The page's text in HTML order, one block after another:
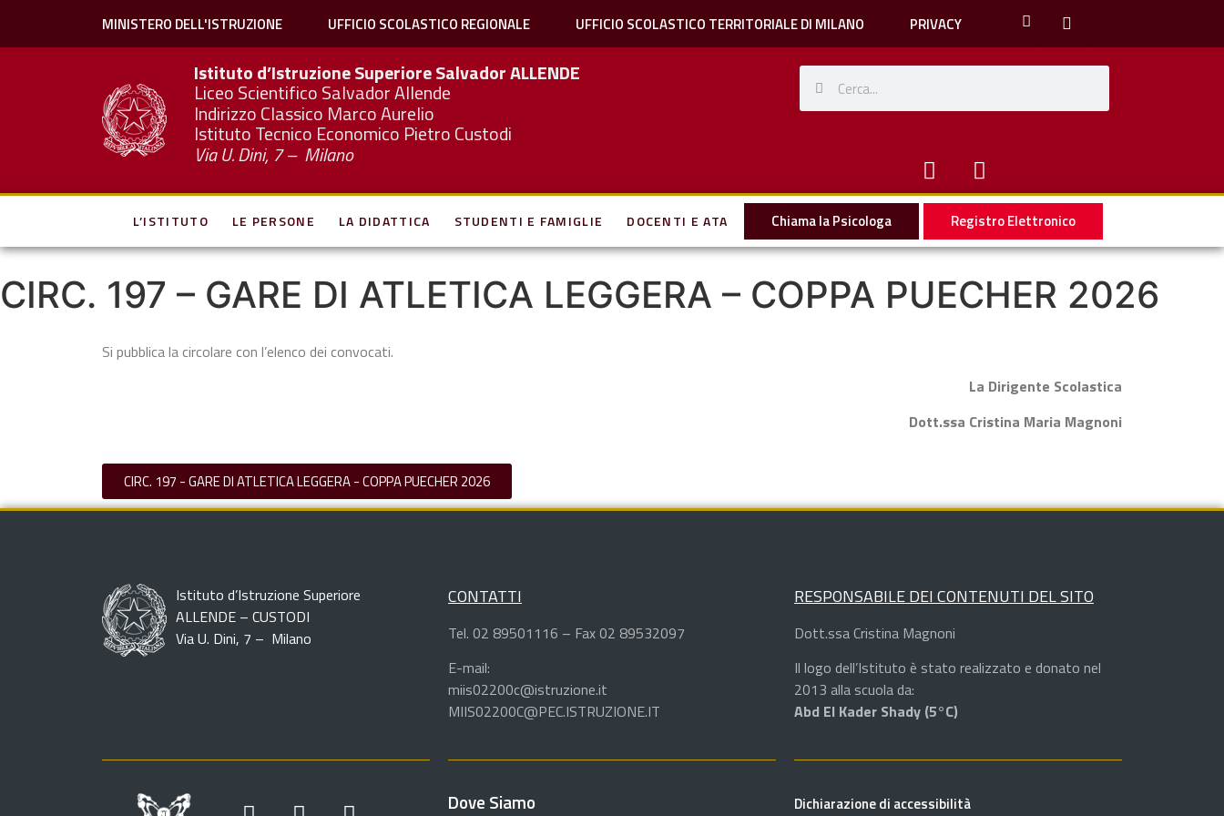
MINISTERO DELL'ISTRUZIONE UFFICIO SCOLASTICO REGIONALE UFFICIO SCOLASTICO TERRITORIALE DI MILANO PRIVACY
Istituto d’Istruzione Superiore SalvadorALLENDE
Liceo Scientifico Salvador Allende
Indirizzo Classico Marco Aurelio
Istituto Tecnico Economico Pietro Custodi
Via U. Dini, 7 – Milano
L’ISTITUTO LE PERSONE LA DIDATTICA STUDENTI E FAMIGLIE DOCENTI E ATA Chiama la Psicologa Registro Elettronico
CIRC. 197 – GARE DI ATLETICA LEGGERA – COPPA PUECHER 2026
Si pubblica la circolare con l’elenco dei convocati.
La Dirigente Scolastica
Dott.ssa Cristina Maria Magnoni
CIRC. 197 - GARE DI ATLETICA LEGGERA - COPPA PUECHER 2026
Istituto d’Istruzione Superiore
ALLENDE – CUSTODI
Via U. Dini, 7 – Milano
CONTATTI
Tel. 02 89501116 – Fax 02 89532097
E-mail:
miis02200c@istruzione.it
MIIS02200C@PEC.ISTRUZIONE.IT
Dove Siamo
RESPONSABILE DEI CONTENUTI DEL SITO
Dott.ssa Cristina Magnoni
Il logo dell’Istituto è stato realizzato e donato nel
2013 alla scuola da:
Abd El Kader Shady (5°C)
Dichiarazione di accessibilità